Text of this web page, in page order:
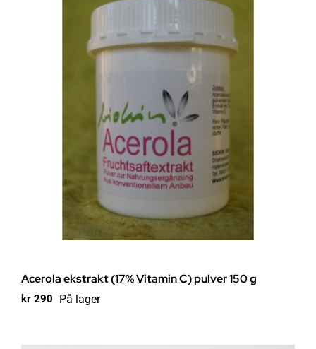
Acerola ekstrakt (17% Vitamin C) pulver 150 g
kr 290 På lager